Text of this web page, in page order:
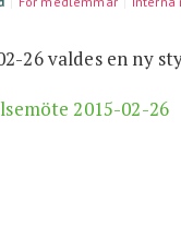
26 valdes en ny
2015-02-26